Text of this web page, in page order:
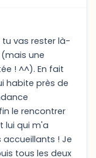
vas rester là-
une
! ^^). En fait
habite près de
le rencontrer
lui qui m'a
accueillants ! Je
tous les deux